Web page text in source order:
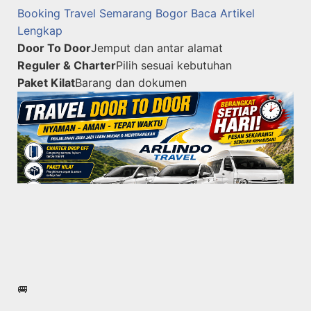
Booking Travel Semarang Bogor Baca Artikel
Lengkap
Door To DoorJemput dan antar alamat
Reguler & CharterPilih sesuai kebutuhan
Paket KilatBarang dan dokumen
🚐